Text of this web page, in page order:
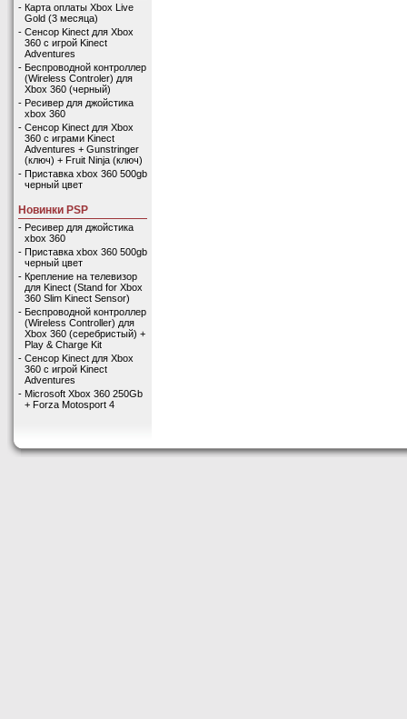
- Карта оплаты Xbox Live
Gold (3 месяца)
- Сенсор Kinect для Xbox
360 с игрой Kinect
Adventures
- Беспроводной контроллер
(Wireless Controler) для
Xbox 360 (черный)
- Ресивер для джойстика
xbox 360
- Сенсор Kinect для Xbox
360 с играми Kinect
Adventures + Gunstringer
(ключ) + Fruit Ninja (ключ)
- Приставка xbox 360 500gb
черный цвет
Новинки PSP
- Ресивер для джойстика
xbox 360
- Приставка xbox 360 500gb
черный цвет
- Крепление на телевизор
для Kinect (Stand for Xbox
360 Slim Kinect Sensor)
- Беспроводной контроллер
(Wireless Controller) для
Xbox 360 (серебристый) +
Play & Charge Kit
- Сенсор Kinect для Xbox
360 с игрой Kinect
Adventures
- Microsoft Xbox 360 250Gb
+ Forza Motosport 4